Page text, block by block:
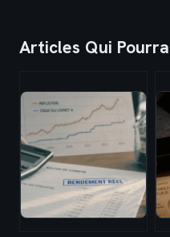
Articles Qui